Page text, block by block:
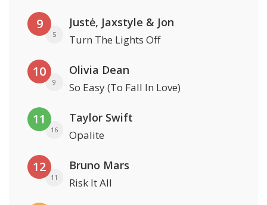
9
5
Justė, Jaxstyle & Jon
Turn The Lights Off
10
9
Olivia Dean
So Easy (To Fall In Love)
11
16
Taylor Swift
Opalite
12
11
Bruno Mars
Risk It All